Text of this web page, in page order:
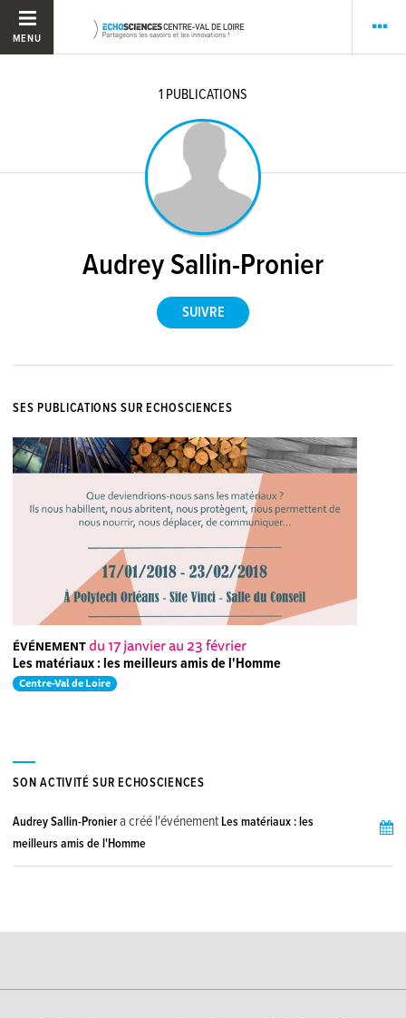
MENU
1 PUBLICATIONS
Audrey Sallin-Pronier
SES PUBLICATIONS SUR ECHOSCIENCES
ÉVÉNEMENTdu 17 janvier au 23 février
Les matériaux : les meilleurs amis de l'Homme
Centre-Val de Loire
SON ACTIVITÉ SUR ECHOSCIENCES
Audrey Sallin-Proniera créé l'événementLes matériaux : les
meilleurs amis de l'Homme